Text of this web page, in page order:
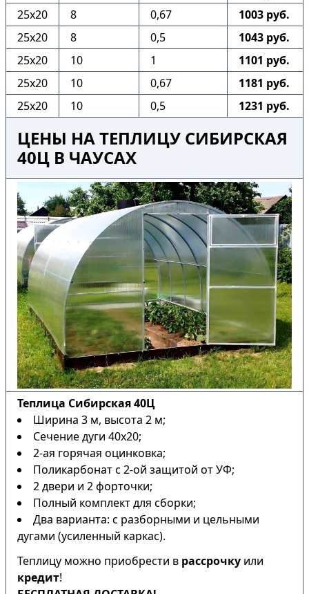
25х20
8 0,67
1003 руб.
25х20
8 0,5
1043 руб.
25х20
10 1
1101 руб.
25х20
10 0,67
1181 руб.
25х20
10 0,5 1231 руб.
ЦЕНЫ НА ТЕПЛИЦУ СИБИРСКАЯ
40Ц В ЧАУСАХ
Теплица Сибирская 40Ц
Ширина 3 м, высота 2 м;
Сечение дуги 40х20;
2-ая горячая оцинковка;
Поликарбонат с 2-ой защитой от УФ;
2 двери и 2 форточки;
Полный комплект для сборки;
Два варианта: с разборными и цельными
дугами (усиленный каркас).
Теплицу можно приобрести в рассрочку или
кредит!